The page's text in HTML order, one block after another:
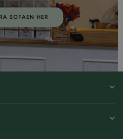
SOFAEN HER